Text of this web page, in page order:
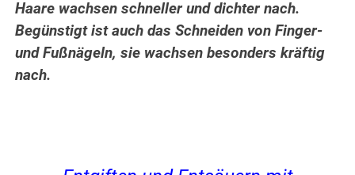
Haare wachsen schneller und dichter nach.
Begünstigt ist auch das Schneiden von Finger-
und Fußnägeln, sie wachsen besonders kräftig
nach.